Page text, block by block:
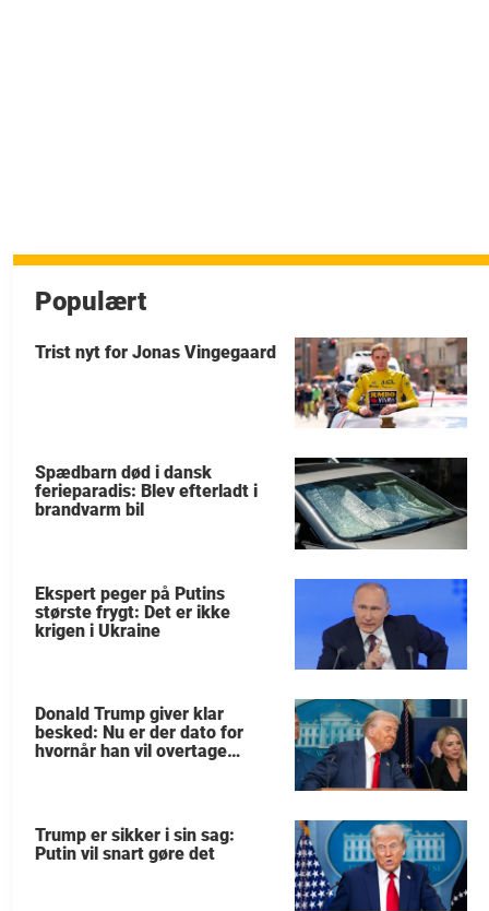
Populært
Trist nyt for Jonas Vingegaard
Spædbarn død i dansk
ferieparadis: Blev efterladt i
brandvarm bil
Ekspert peger på Putins
største frygt: Det er ikke
krigen i Ukraine
Donald Trump giver klar
besked: Nu er der dato for
hvornår han vil overtage
Trump er sikker i sin sag:
Putin vil snart gøre det